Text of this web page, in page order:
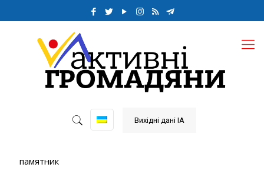
Вихідні дані ІА
памятник